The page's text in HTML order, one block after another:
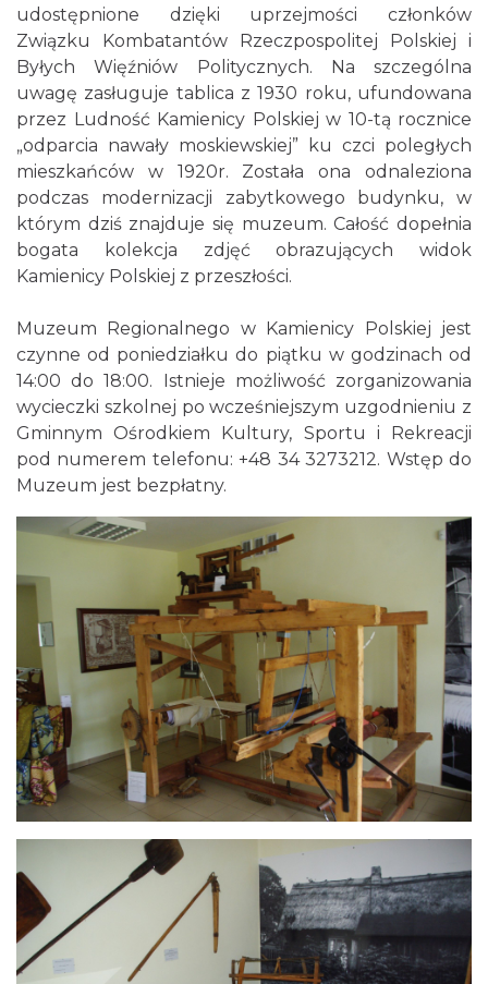
udostępnione dzięki uprzejmości członków
Związku Kombatantów Rzeczpospolitej Polskiej i
Byłych Więźniów Politycznych. Na szczególna
uwagę zasługuje tablica z 1930 roku, ufundowana
przez Ludność Kamienicy Polskiej w 10-tą rocznice
„odparcia nawały moskiewskiej” ku czci poległych
mieszkańców w 1920r. Została ona odnaleziona
podczas modernizacji zabytkowego budynku, w
którym dziś znajduje się muzeum. Całość dopełnia
bogata kolekcja zdjęć obrazujących widok
Kamienicy Polskiej z przeszłości.
Muzeum Regionalnego w Kamienicy Polskiej jest
czynne od poniedziałku do piątku w godzinach od
14:00 do 18:00. Istnieje możliwość zorganizowania
wycieczki szkolnej po wcześniejszym uzgodnieniu z
Gminnym Ośrodkiem Kultury, Sportu i Rekreacji
pod numerem telefonu: +48 34 3273212. Wstęp do
Muzeum jest bezpłatny.